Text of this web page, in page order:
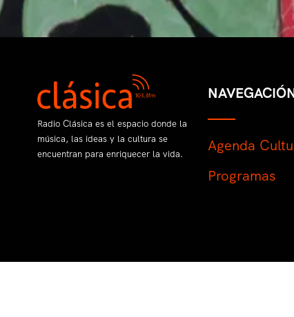
Radio Clásica es el espacio donde la
música, las ideas y la cultura se
encuentran para enriquecer la vida.
Agenda
Programas